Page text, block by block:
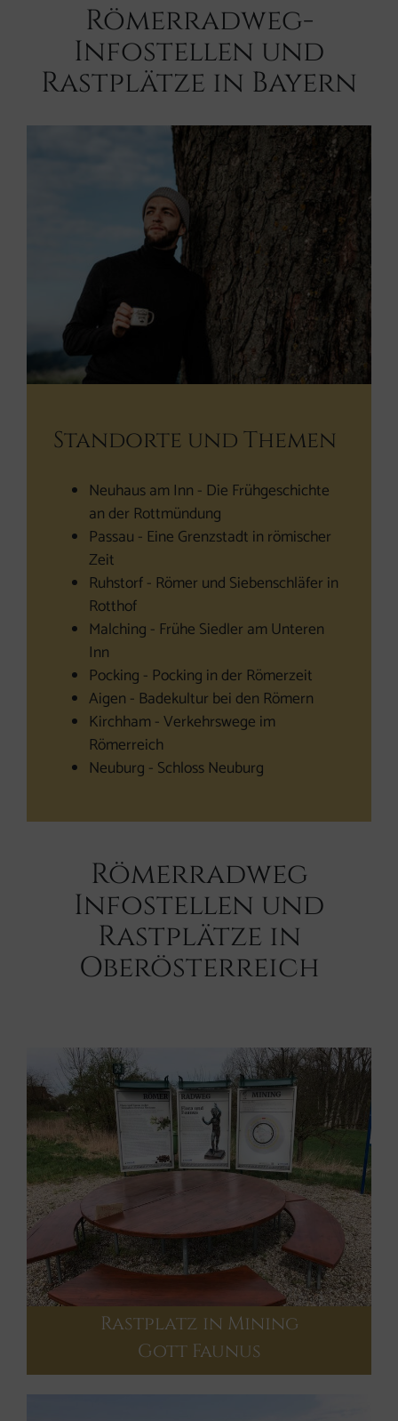
Römerradweg-
Infostellen und
Rastplätze in Bayern
Standorte und Themen
Neuhaus am Inn - Die Frühgeschichte
an der Rottmündung
Passau - Eine Grenzstadt in römischer
Zeit
Ruhstorf - Römer und Siebenschläfer in
Rotthof
Malching - Frühe Siedler am Unteren
Inn
Pocking - Pocking in der Römerzeit
Aigen - Badekultur bei den Römern
Kirchham - Verkehrswege im
Römerreich
Neuburg - Schloss Neuburg
Römerradweg
Infostellen und
Rastplätze in
Oberösterreich
Rastplatz in Mining
Gott Faunus